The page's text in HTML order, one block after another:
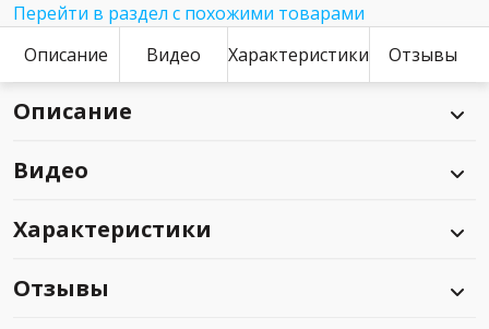
Перейти в раздел с похожими товарами
Описание
Видео Характеристики Отзывы
Описание
Видео
Характеристики
Отзывы